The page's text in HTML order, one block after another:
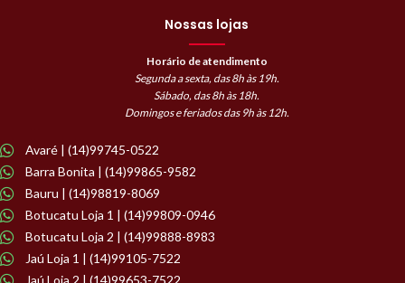
Nossas lojas
Horário de atendimento
Segunda a sexta, das 8h às 19h.
Sábado, das 8h às 18h.
Domingos e feriados das 9h às 12h.
Avaré | (14)99745-0522
Barra Bonita | (14)99865-9582
Bauru | (14)98819-8069
Botucatu Loja 1 | (14)99809-0946
Botucatu Loja 2 | (14)99888-8983
Jaú Loja 1 | (14)99105-7522
Jaú Loja 2 | (14)99653-7522